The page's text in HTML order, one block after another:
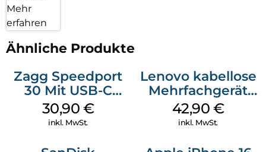
Mehr
erfahren
Ähnliche Produkte
Zagg Speedport
30 Mit USB-C
Kabel Weiß
30,90 €
inkl. MwSt.
Lenovo kabellose
Mehrfachgerät
Luna Grey
42,90 €
inkl. MwSt.